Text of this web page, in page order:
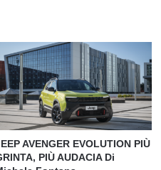
AVENGER EVOLUTION PIÙ
PIÙ AUDACIA Di